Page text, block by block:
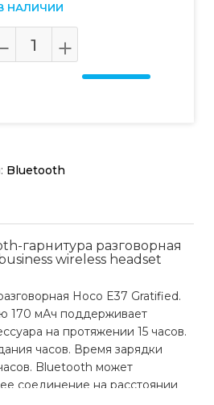
НАЛИЧИИ
Bluetooth
гарнитура разговорная
wireless headset
Hoco E37 Gratified.
170 мАч поддерживает
на протяжении 15 часов.
часов. Время зарядки
Bluetooth может
соединение на расстоянии